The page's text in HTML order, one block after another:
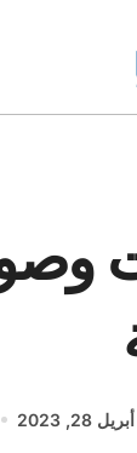
أبريل 28, 2023